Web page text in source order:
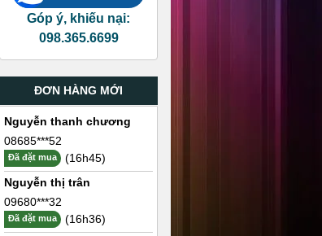
Góp ý, khiếu nại:
098.365.6699
ĐƠN HÀNG MỚI
Nguyễn thanh chương
08685***52
Đã đặt mua
(16h45)
Nguyễn thị trân
09680***32
Đã đặt mua
(16h36)